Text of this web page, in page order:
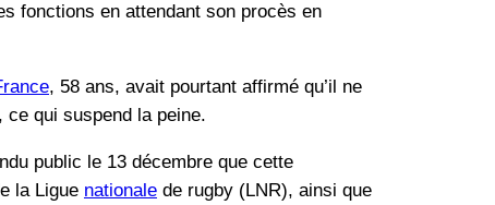
fonctions en attendant son procès en
, 58 ans, avait pourtant affirmé qu’il ne
qui suspend la peine.
public le 13 décembre que cette
la Ligue nationale de rugby (LNR), ainsi que